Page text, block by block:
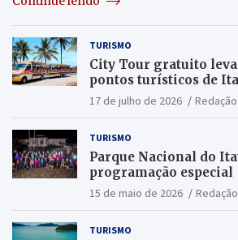
TURISMO
City Tour gratuito
pontos turísticos de
17 de julho de 2026
TURISMO
Parque Nacional do
programação especial
15 de maio de 2026
TURISMO